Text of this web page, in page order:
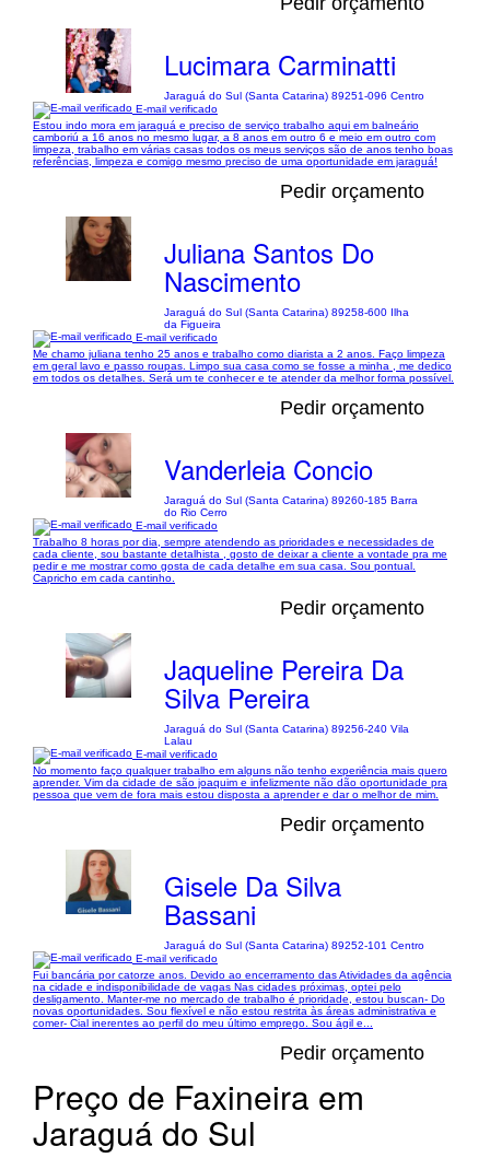
Lucimara Carminatti
Jaraguá do Sul (Santa Catarina) 89251-096 Centro
E-mail verificado
Estou indo mora em jaraguá e preciso de serviço trabalho aqui em balneário
camboriú a 16 anos no mesmo lugar, a 8 anos em outro 6 e meio em outro com
limpeza, trabalho em várias casas todos os meus serviços são de anos tenho boas
referências, limpeza e comigo mesmo preciso de uma oportunidade em jaraguá!
Pedir orçamento
Juliana Santos Do
Nascimento
Jaraguá do Sul (Santa Catarina) 89258-600 Ilha
da Figueira
E-mail verificado
Me chamo juliana tenho 25 anos e trabalho como diarista a 2 anos. Faço limpeza
em geral lavo e passo roupas. Limpo sua casa como se fosse a minha , me dedico
em todos os detalhes. Será um te conhecer e te atender da melhor forma possível.
Pedir orçamento
Vanderleia Concio
Jaraguá do Sul (Santa Catarina) 89260-185 Barra
do Rio Cerro
E-mail verificado
Trabalho 8 horas por dia, sempre atendendo as prioridades e necessidades de
cada cliente, sou bastante detalhista , gosto de deixar a cliente a vontade pra me
pedir e me mostrar como gosta de cada detalhe em sua casa. Sou pontual.
Capricho em cada cantinho.
Pedir orçamento
Jaqueline Pereira Da
Silva Pereira
Jaraguá do Sul (Santa Catarina) 89256-240 Vila
Lalau
E-mail verificado
No momento faço qualquer trabalho em alguns não tenho experiência mais quero
aprender. Vim da cidade de são joaquim e infelizmente não dão oportunidade pra
pessoa que vem de fora mais estou disposta a aprender e dar o melhor de mim.
Pedir orçamento
Gisele Da Silva
Bassani
Jaraguá do Sul (Santa Catarina) 89252-101 Centro
E-mail verificado
Fui bancária por catorze anos. Devido ao encerramento das Atividades da agência
na cidade e indisponibilidade de vagas Nas cidades próximas, optei pelo
desligamento. Manter-me no mercado de trabalho é prioridade, estou buscan- Do
novas oportunidades. Sou flexível e não estou restrita às áreas administrativa e
comer- Cial inerentes ao perfil do meu último emprego. Sou ágil e...
Pedir orçamento
Preço de Faxineira em
Jaraguá do Sul